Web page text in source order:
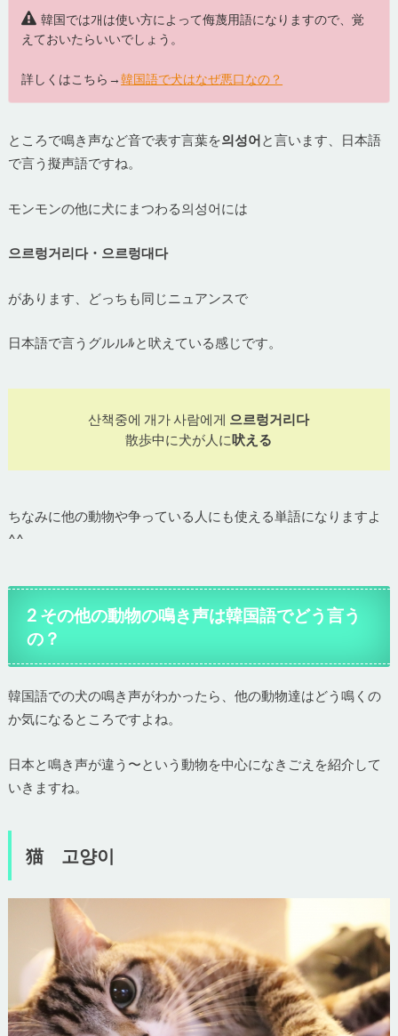
韓国では개は使い方によって侮蔑用語になりますので、覚
えておいたらいいでしょう。
詳しくはこちら→韓国語で犬はなぜ悪口なの？
ところで鳴き声など音で表す言葉を의성어と言います、日本語
で言う擬声語ですね。
モンモンの他に犬にまつわる의성어には
으르렁거리다・으르렁대다
があります、どっちも同じニュアンスで
日本語で言うグルルﾙと吠えている感じです。
산책중에 개가 사람에게 으르렁거리다
散歩中に犬が人に吠える
ちなみに他の動物や争っている人にも使える単語になりますよ
^^
2 その他の動物の鳴き声は韓国語でどう言う
の？
韓国語での犬の鳴き声がわかったら、他の動物達はどう鳴くの
か気になるところですよね。
日本と鳴き声が違う〜という動物を中心になきごえを紹介して
いきますね。
猫 고양이